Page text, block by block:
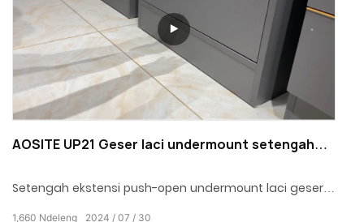
AOSITE UP21 Geser laci undermount setengah
Setengah ekstensi push-open undermount laci geser
2024 07 30
1,660 Ndeleng